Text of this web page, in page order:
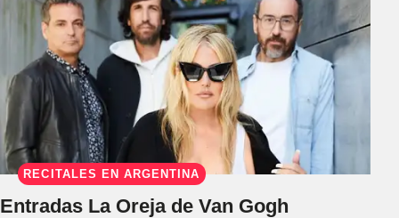
RECITALES EN ARGENTINA
Entradas La Oreja de Van Gogh